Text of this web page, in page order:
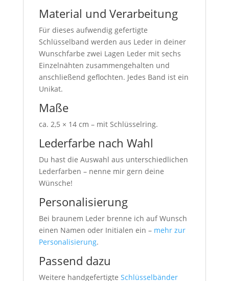
Material und Verarbeitung
Für dieses aufwendig gefertigte
Schlüsselband werden aus Leder in deiner
Wunschfarbe zwei Lagen Leder mit sechs
Einzelnähten zusammengehalten und
anschließend geflochten. Jedes Band ist ein
Unikat.
Maße
ca. 2,5 × 14 cm – mit Schlüsselring.
Lederfarbe nach Wahl
Du hast die Auswahl aus unterschiedlichen
Lederfarben – nenne mir gern deine
Wünsche!
Personalisierung
Bei braunem Leder brenne ich auf Wunsch
einen Namen oder Initialen ein – mehr zur
Personalisierung.
Passend dazu
Weitere handgefertigte Schlüsselbänder